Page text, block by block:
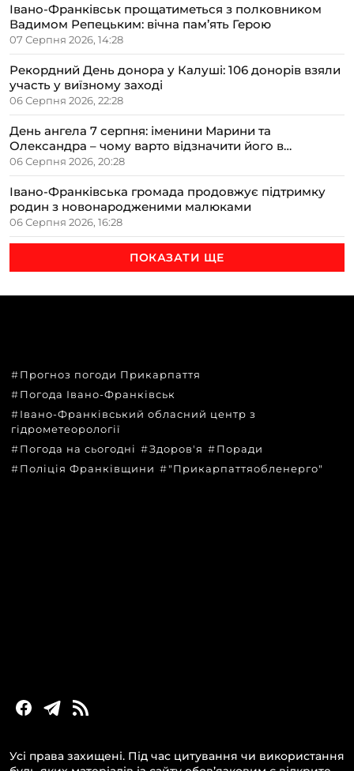
Івано-Франківськ прощатиметься з полковником
Вадимом Репецьким: вічна пам’ять Герою
07 Серпня 2026, 14:28
Рекордний День донора у Калуші: 106 донорів взяли
участь у виїзному заході
06 Серпня 2026, 22:28
День ангела 7 серпня: іменини Марини та
Олександра – чому варто відзначити його в
сімейному колі
06 Серпня 2026, 20:28
Івано-Франківська громада продовжує підтримку
родин з новонародженими малюками
06 Серпня 2026, 16:28
ПОКАЗАТИ ЩЕ
Прогноз погоди Прикарпаття
Погода Івано-Франківськ
Івано-Франківський обласний центр з
гідрометеорології
Погода на сьогодні
Здоров'я
Поради
Поліція Франківщини
"Прикарпаттяобленерго"
Усі права захищені. Під час цитування чи використання